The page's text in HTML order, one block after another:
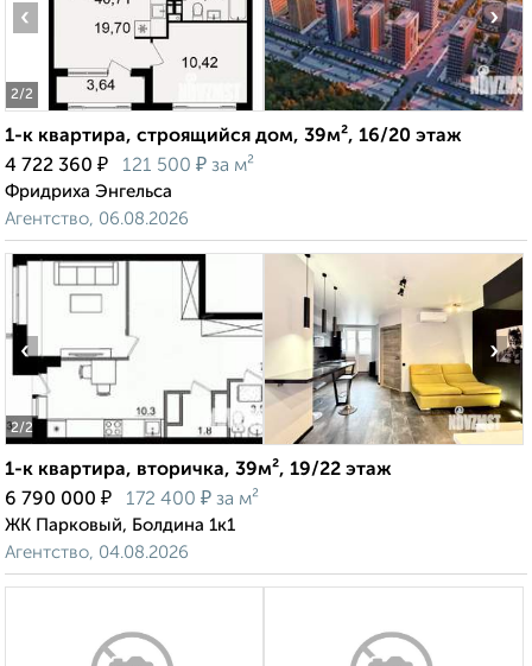
2/2
‹ ›
1-к квартира, строящийся дом, 39м², 16/20 этаж
4 722 360 ₽ 121 500 ₽ за м²
Фридриха Энгельса
Агентство, 06.08.2026
2/2
‹ ›
1-к квартира, вторичка, 39м², 19/22 этаж
6 790 000 ₽ 172 400 ₽ за м²
ЖК Парковый, Болдина 1к1
Агентство, 04.08.2026